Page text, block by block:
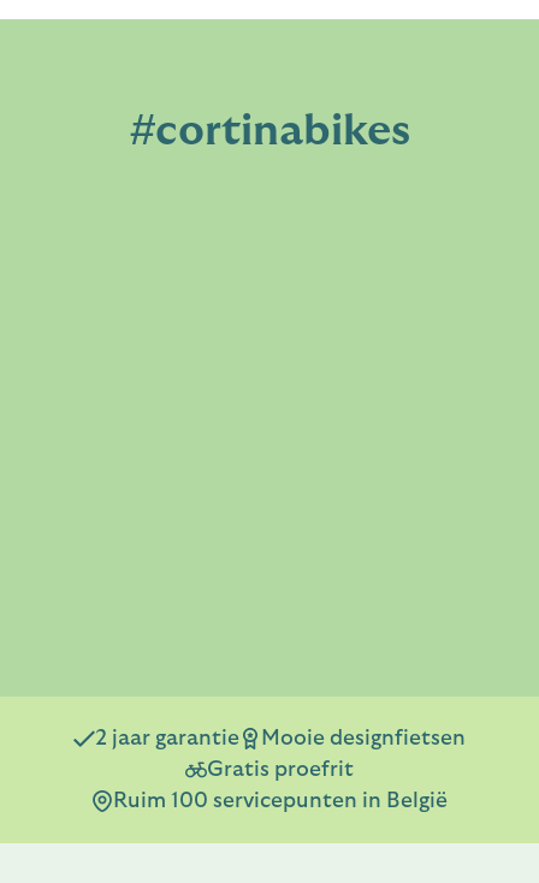
#cortinabikes
2 jaar garantie
Mooie designfietsen
Gratis proefrit
Ruim 100 servicepunten in België